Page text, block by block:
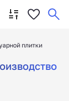
плитки